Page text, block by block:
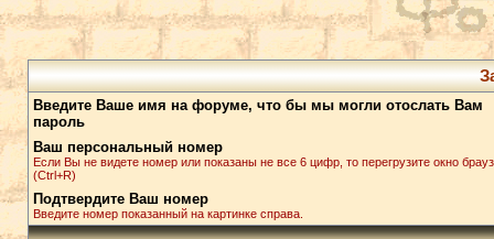
Введите Ваше имя на форуме, что бы мы могли отослать Вам
пароль
Ваш персональный номер
Если Вы не видете номер или показаны не все 6 цифр, то перегрузите окно
(Ctrl+R)
Подтвердите Ваш номер
Введите номер показанный на картинке справа.